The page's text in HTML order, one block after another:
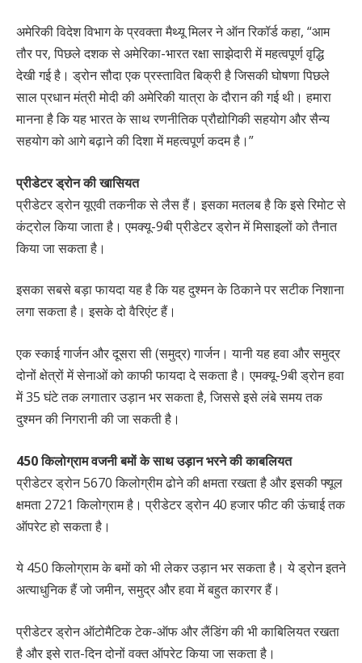
अमेरिकी विदेश विभाग के प्रवक्ता मैथ्यू मिलर ने ऑन रिकॉर्ड कहा, “आम
तौर पर, पिछले दशक से अमेरिका-भारत रक्षा साझेदारी में महत्वपूर्ण वृद्धि
देखी गई है। ड्रोन सौदा एक प्रस्तावित बिक्री है जिसकी घोषणा पिछले
साल प्रधान मंत्री मोदी की अमेरिकी यात्रा के दौरान की गई थी। हमारा
मानना ​​है कि यह भारत के साथ रणनीतिक प्रौद्योगिकी सहयोग और सैन्य
सहयोग को आगे बढ़ाने की दिशा में महत्वपूर्ण कदम है।”
प्रीडेटर ड्रोन की खासियत
प्रीडेटर ड्रोन यूएवी तकनीक से लैस हैं। इसका मतलब है कि इसे रिमोट से
कंट्रोल किया जाता है। एमक्यू-9बी प्रीडेटर ड्रोन में मिसाइलों को तैनात
किया जा सकता है।
इसका सबसे बड़ा फायदा यह है कि यह दुश्मन के ठिकाने पर सटीक निशाना
लगा सकता है। इसके दो वैरिएंट हैं।
एक स्काई गार्जन और दूसरा सी (समुद्र) गार्जन। यानी यह हवा और समुद्र
दोनों क्षेत्रों में सेनाओं को काफी फायदा दे सकता है। एमक्यू-9बी ड्रोन हवा
में 35 घंटे तक लगातार उड़ान भर सकता है, जिससे इसे लंबे समय तक
दुश्मन की निगरानी की जा सकती है।
450 किलोग्राम वजनी बमों के साथ उड़ान भरने की काबलियत
प्रीडेटर ड्रोन 5670 किलोग्रीम ढोने की क्षमता रखता है और इसकी फ्यूल
क्षमता 2721 किलोग्राम है। प्रीडेटर ड्रोन 40 हजार फीट की ऊंचाई तक
ऑपरेट हो सकता है।
ये 450 किलोग्राम के बमों को भी लेकर उड़ान भर सकता है। ये ड्रोन इतने
अत्याधुनिक हैं जो जमीन, समुद्र और हवा में बहुत कारगर हैं।
प्रीडेटर ड्रोन ऑटोमैटिक टेक-ऑफ और लैंडिंग की भी काबिलियत रखता
है और इसे रात-दिन दोनों वक्त ऑपरेट किया जा सकता है।